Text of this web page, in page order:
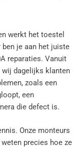
werkt het toestel
je aan het juiste
reparaties. Vanuit
wij dagelijks klanten
zoals een
een
die defect is.
Onze monteurs
precies hoe ze